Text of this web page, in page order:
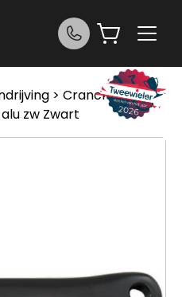
> Cranckstellen>
zw Zwart